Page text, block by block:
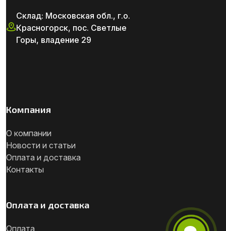
Склад: Московская обл., г.о.
Красногорск, пос. Светлые
Горы, владение 29
Компания
О компании
Новости и статьи
Оплата и доставка
Контакты
Оплата и доставка
Оплата